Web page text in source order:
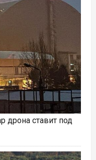
дрона ставит под